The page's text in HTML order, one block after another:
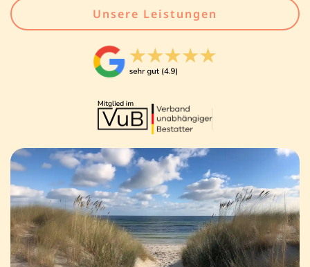
Unsere Leistungen